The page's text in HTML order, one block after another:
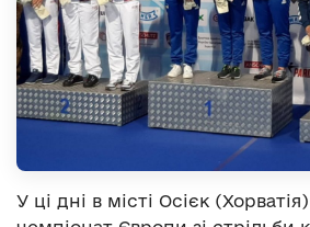
У ці дні в місті Осієк